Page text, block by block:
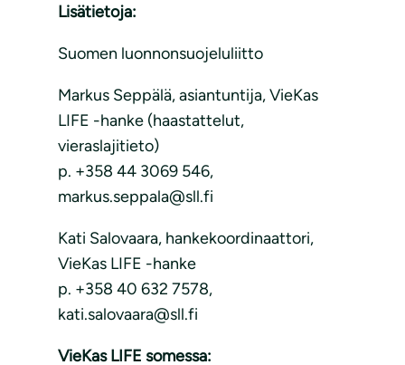
Lisätietoja:
Suomen luonnonsuojeluliitto
Markus Seppälä, asiantuntija, VieKas
LIFE -hanke (haastattelut,
vieraslajitieto)
p. +358 44 3069 546,
markus.seppala@sll.fi
Kati Salovaara, hankekoordinaattori,
VieKas LIFE -hanke
p. +358 40 632 7578,
kati.salovaara@sll.fi
VieKas LIFE somessa: